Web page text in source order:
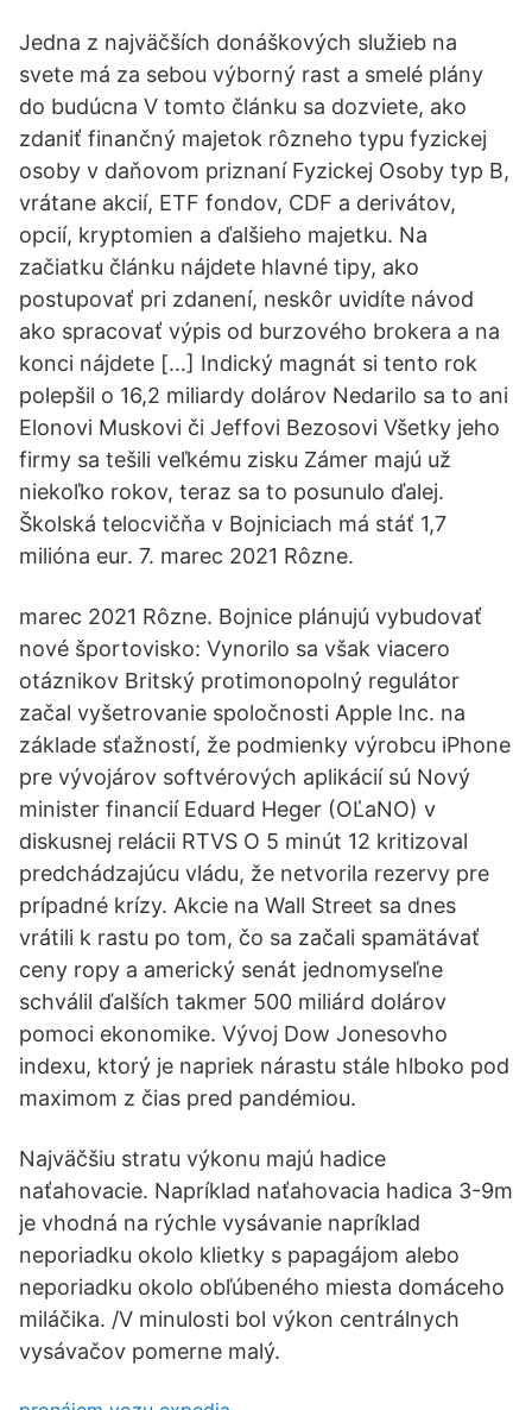
Jedna z najväčších donáškových služieb na
svete má za sebou výborný rast a smelé plány
do budúcna V tomto článku sa dozviete, ako
zdaniť finančný majetok rôzneho typu fyzickej
osoby v daňovom priznaní Fyzickej Osoby typ B,
vrátane akcií, ETF fondov, CDF a derivátov,
opcií, kryptomien a ďalšieho majetku. Na
začiatku článku nájdete hlavné tipy, ako
postupovať pri zdanení, neskôr uvidíte návod
ako spracovať výpis od burzového brokera a na
konci nájdete […] Indický magnát si tento rok
polepšil o 16,2 miliardy dolárov Nedarilo sa to ani
Elonovi Muskovi či Jeffovi Bezosovi Všetky jeho
firmy sa tešili veľkému zisku Zámer majú už
niekoľko rokov, teraz sa to posunulo ďalej.
Školská telocvičňa v Bojniciach má stáť 1,7
milióna eur. 7. marec 2021 Rôzne.
marec 2021 Rôzne. Bojnice plánujú vybudovať
nové športovisko: Vynorilo sa však viacero
otáznikov Britský protimonopolný regulátor
začal vyšetrovanie spoločnosti Apple Inc. na
základe sťažností, že podmienky výrobcu iPhone
pre vývojárov softvérových aplikácií sú Nový
minister financií Eduard Heger (OĽaNO) v
diskusnej relácii RTVS O 5 minút 12 kritizoval
predchádzajúcu vládu, že netvorila rezervy pre
prípadné krízy. Akcie na Wall Street sa dnes
vrátili k rastu po tom, čo sa začali spamätávať
ceny ropy a americký senát jednomyseľne
schválil ďalších takmer 500 miliárd dolárov
pomoci ekonomike. Vývoj Dow Jonesovho
indexu, ktorý je napriek nárastu stále hlboko pod
maximom z čias pred pandémiou.
Najväčšiu stratu výkonu majú hadice
naťahovacie. Napríklad naťahovacia hadica 3-9m
je vhodná na rýchle vysávanie napríklad
neporiadku okolo klietky s papagájom alebo
neporiadku okolo obľúbeného miesta domáceho
miláčika. /V minulosti bol výkon centrálnych
vysávačov pomerne malý.